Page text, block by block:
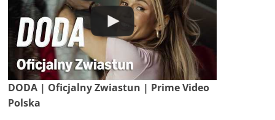
DODA | Oficjalny Zwiastun | Prime Video
Polska